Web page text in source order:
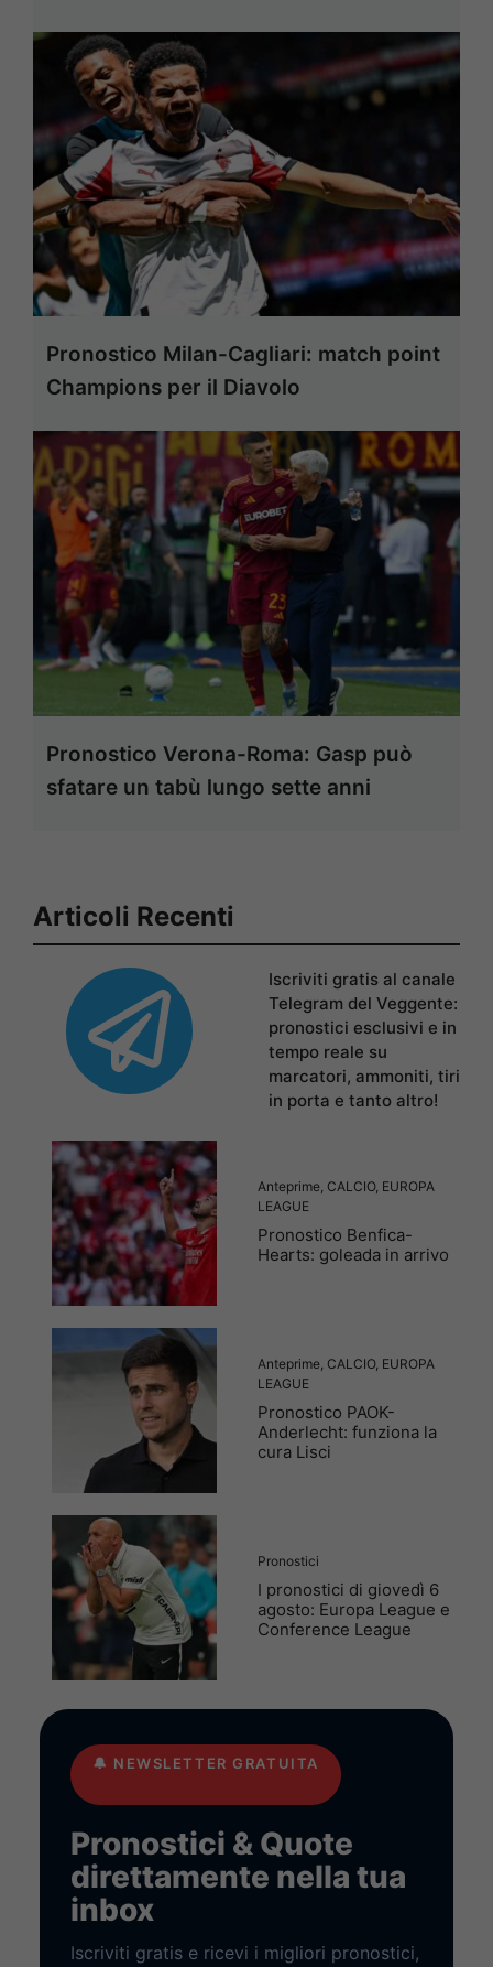
Pronostico Milan-Cagliari: match point
Champions per il Diavolo
Pronostico Verona-Roma: Gasp può
sfatare un tabù lungo sette anni
Articoli Recenti
Iscriviti gratis al canale
Telegram del Veggente:
pronostici esclusivi e in
tempo reale su
marcatori, ammoniti, tiri
in porta e tanto altro!
Anteprime CALCIO, EUROPA
LEAGUE
Pronostico Benfica-
Hearts: goleada in arrivo
Anteprime CALCIO, EUROPA
LEAGUE
Pronostico PAOK-
Anderlecht: funziona la
cura Lisci
Pronostici
I pronostici di giovedì 6
agosto: Europa League e
Conference League
🔔 NEWSLETTER GRATUITA
Pronostici & Quote
direttamente nella tua
inbox
Iscriviti gratis e ricevi i migliori pronostici,